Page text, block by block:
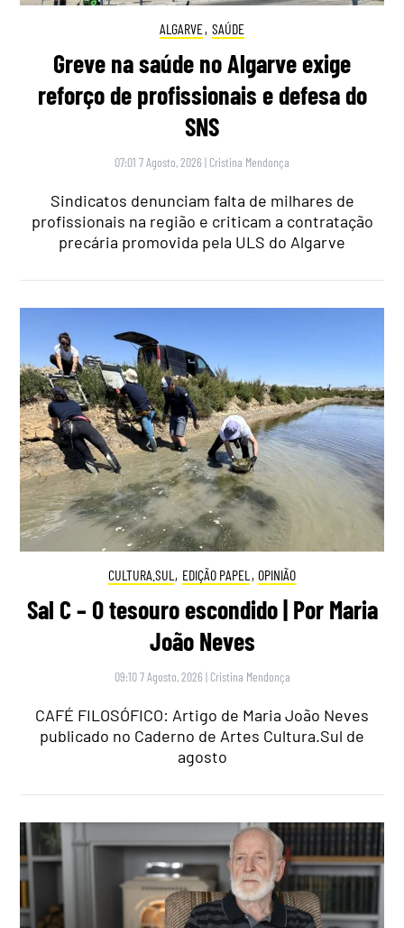
ALGARVE, SAÚDE
Greve na saúde no Algarve exige
reforço de profissionais e defesa do
SNS
07:01 7 Agosto, 2026 | Cristina Mendonça
Sindicatos denunciam falta de milhares de
profissionais na região e criticam a contratação
precária promovida pela ULS do Algarve
CULTURA.SUL , EDIÇÃO PAPEL , OPINIÃO
Sal C – O tesouro escondido | Por Maria
João Neves
09:10 7 Agosto, 2026 | Cristina Mendonça
CAFÉ FILOSÓFICO: Artigo de Maria João Neves
publicado no Caderno de Artes Cultura.Sul de
agosto